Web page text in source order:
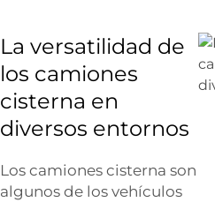
La versatilidad de
los camiones
cisterna en
diversos entornos
Los camiones cisterna son
algunos de los vehículos